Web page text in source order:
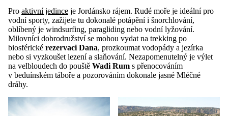
Pro aktivní jedince je Jordánsko rájem. Rudé moře je ideální pro
vodní sporty, zažijete tu dokonalé potápění i šnorchlování,
oblíbený je windsurfing, paragliding nebo vodní lyžování.
Milovníci dobrodružství se mohou vydat na trekking po
biosférické rezervaci Dana, prozkoumat vodopády a jezírka
nebo si vyzkoušet lezení a slaňování. Nezapomenutelný je výlet
na velbloudech do pouště Wadi Rum s přenocováním
v beduínském táboře a pozorováním dokonale jasné Mléčné
dráhy.